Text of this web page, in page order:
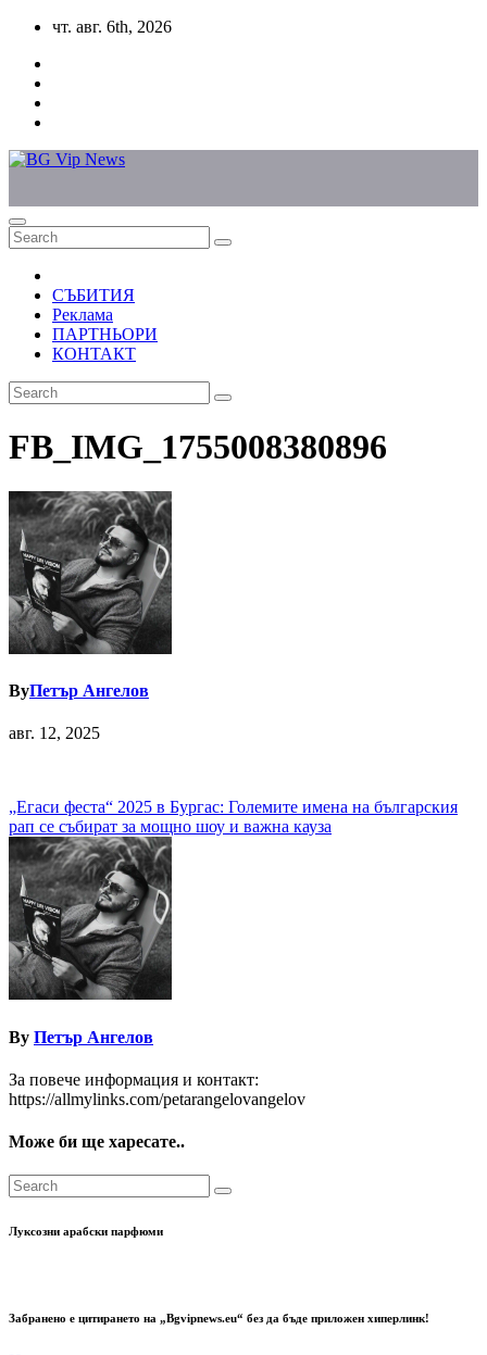
Skip
content
чт. авг. 6th, 2026
СЪБИТИЯ
Реклама
ПАРТНЬОРИ
КОНТАКТ
FB_IMG_1755008380896
ByПетър Ангелов
авг. 12, 2025
Навигация
„Егаси феста“ 2025 в Бургас: Големите имена на българския
рап се събират за мощно шоу и важна кауза
By Петър Ангелов
За повече информация и контакт:
https://allmylinks.com/petarangelovangelov
Може би ще харесате..
Луксозни арабски парфюми
Забранено е цитирането на „Bgvipnews.eu“ без да бъде приложен хиперлинк!